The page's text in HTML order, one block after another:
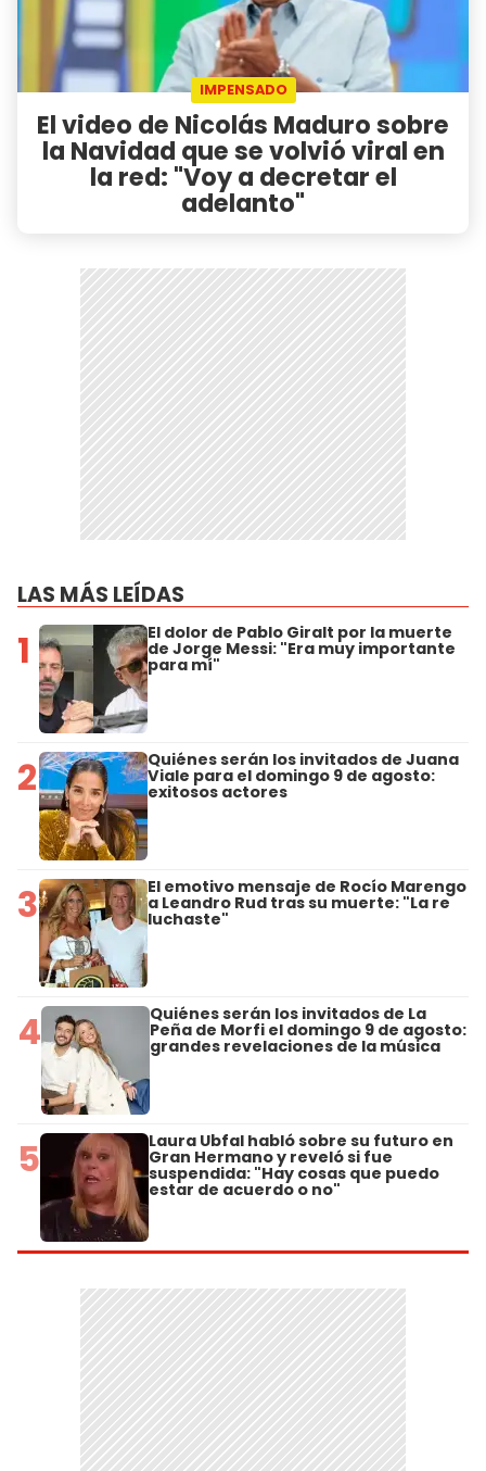
IMPENSADO
El video de Nicolás Maduro sobre
la Navidad que se volvió viral en
la red: "Voy a decretar el
adelanto"
LAS MÁS LEÍDAS
1 El dolor de Pablo Giralt por la muerte
de Jorge Messi: "Era muy importante
para mí"
2 Quiénes serán los invitados de Juana
Viale para el domingo 9 de agosto:
exitosos actores
3 El emotivo mensaje de Rocío Marengo
a Leandro Rud tras su muerte: "La re
luchaste"
4 Quiénes serán los invitados de La
Peña de Morfi el domingo 9 de agosto:
grandes revelaciones de la música
5 Laura Ubfal habló sobre su futuro en
Gran Hermano y reveló si fue
suspendida: "Hay cosas que puedo
estar de acuerdo o no"